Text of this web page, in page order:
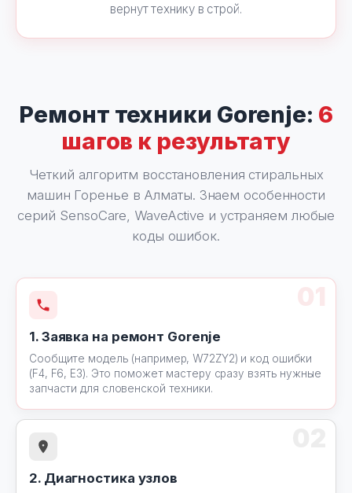
вернут технику в строй.
Ремонт техники Gorenje: 6
шагов к результату
Четкий алгоритм восстановления стиральных
машин Горенье в Алматы. Знаем особенности
серий SensoCare, WaveActive и устраняем любые
коды ошибок.
1. Заявка на ремонт Gorenje
Сообщите модель (например, W72ZY2) и код ошибки
(F4, F6, E3). Это поможет мастеру сразу взять нужные
запчасти для словенской техники.
2. Диагностика узлов